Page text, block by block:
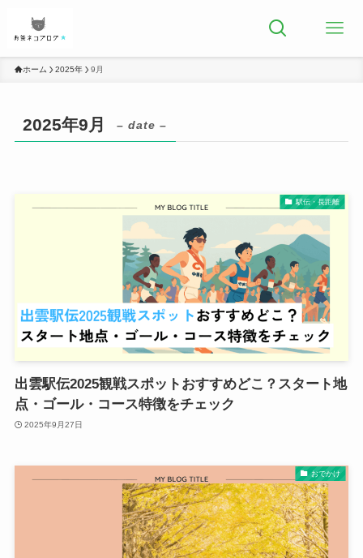
ホーム 2025年 9月
2025年9月 – date –
駅伝・長距離
出雲駅伝2025観戦スポットおすすめどこ？スタート地
点・ゴール・コース特徴をチェック
2025年9月27日
おでかけ